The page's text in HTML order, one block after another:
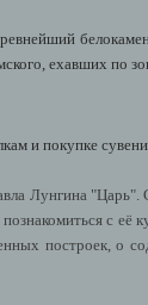
ехавших по
и покупке
Лунгина "Царь".
с
построек, о